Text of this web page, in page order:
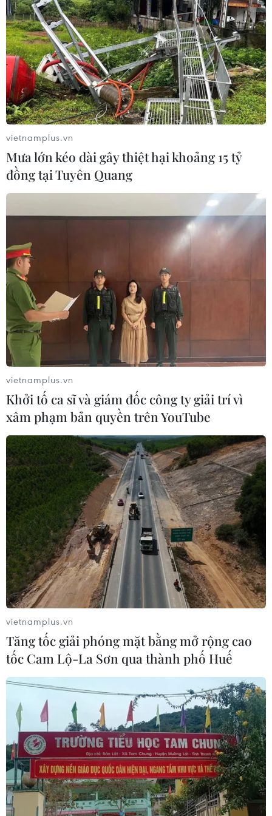
vietnamplus.vn
Mưa lớn kéo dài gây thiệt hại khoảng 15 tỷ
đồng tại Tuyên Quang
vietnamplus.vn
Khởi tố ca sĩ và giám đốc công ty giải trí vì
xâm phạm bản quyền trên YouTube
vietnamplus.vn
Tăng tốc giải phóng mặt bằng mở rộng cao
tốc Cam Lộ-La Sơn qua thành phố Huế